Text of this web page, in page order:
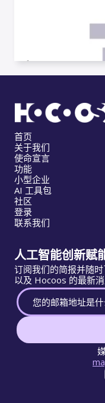
首页
关于我们
使命宣言
功能
小型企业
AI 工具包
社区
登录
联系我们
人工智能创新赋
订阅我们的简报并随
以及 Hocoos 的最新消